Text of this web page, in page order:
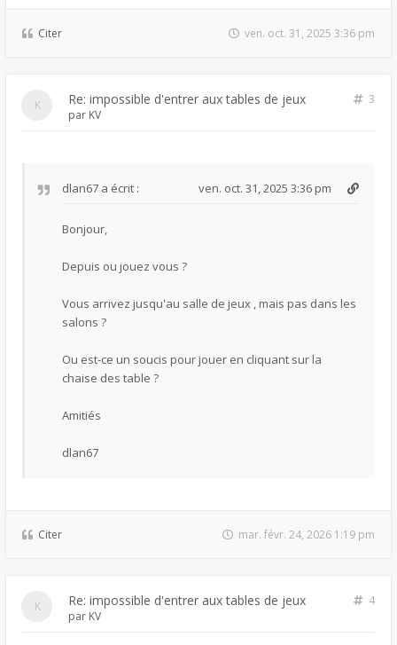
Citer ven. oct. 31, 2025 3:36 pm
Re: impossible d'entrer aux tables de jeux
3
par KV
dlan67 a écrit : ven. oct. 31, 2025 3:36 pm
Bonjour,
Depuis ou jouez vous ?
Vous arrivez jusqu'au salle de jeux , mais pas dans les
salons ?
Ou est-ce un soucis pour jouer en cliquant sur la
chaise des table ?
Amitiés
dlan67
Citer mar. févr. 24, 2026 1:19 pm
Re: impossible d'entrer aux tables de jeux
4
par KV